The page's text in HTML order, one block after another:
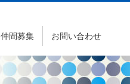
仲間募集 お問い合わせ